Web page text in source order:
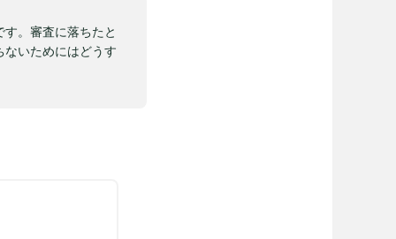
。審査に落ちたと
いためにはどうす